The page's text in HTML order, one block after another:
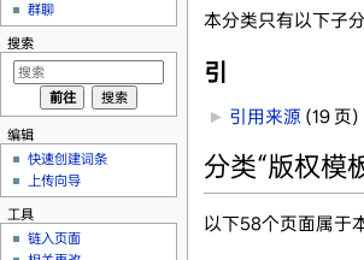
本分类只有以下子分
引
► 引用来源 (19 页)
分类“版权模
以下58个页面属于
群聊
搜索
编辑
快速创建词条
上传向导
工具
链入页面